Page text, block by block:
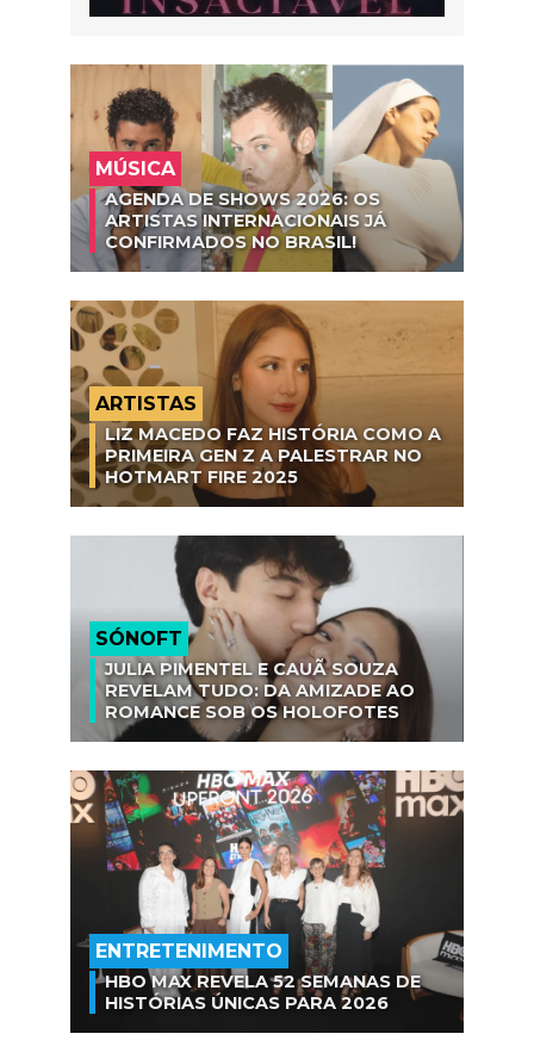
MÚSICA
AGENDA DE SHOWS 2026: OS
ARTISTAS INTERNACIONAIS JÁ
CONFIRMADOS NO BRASIL!
ARTISTAS
LIZ MACEDO FAZ HISTÓRIA COMO A
PRIMEIRA GEN Z A PALESTRAR NO
HOTMART FIRE 2025
SÓNOFT
JULIA PIMENTEL E CAUÃ SOUZA
REVELAM TUDO: DA AMIZADE AO
ROMANCE SOB OS HOLOFOTES
ENTRETENIMENTO
HBO MAX REVELA 52 SEMANAS DE
HISTÓRIAS ÚNICAS PARA 2026